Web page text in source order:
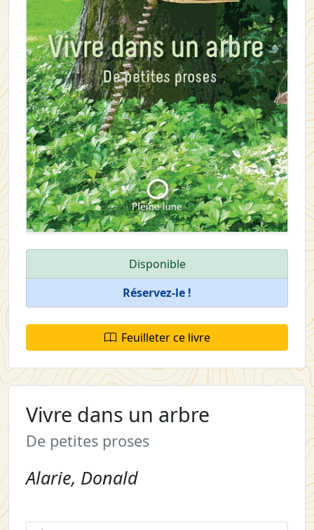
Disponible
Réservez-le !
Feuilleter ce livre
Vivre dans un arbre
De petites proses
Alarie, Donald